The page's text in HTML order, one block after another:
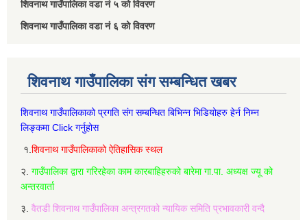
शिवनाथ गाउँपालिका वडा नं‌ ५ को विवरण
शिवनाथ गाउँपालिका वडा नं‌ ६ को विवरण
शिवनाथ गाउँपालिका संग सम्बन्धित खबर
शिवनाथ गाउँपालिकाको प्रगति संग सम्बन्धित बिभिन्‍न भिडियोहरु हेर्न निम्‍न
लिङ्कमा Click गर्नुहोस
१. शिवनाथ गाउँपालिकाको ऐतिहासिक स्थल
२. गाउँपालिका द्वारा गरिरहेका काम कारबाहिहरुको बारेमा गा.पा. अध्यक्ष ज्यू को
अन्तरवार्ता
३. वैतडी शिवनाथ गाउँपालिका अन्त्रगतको न्यायिक समिति प्रभावकारी वन्दै